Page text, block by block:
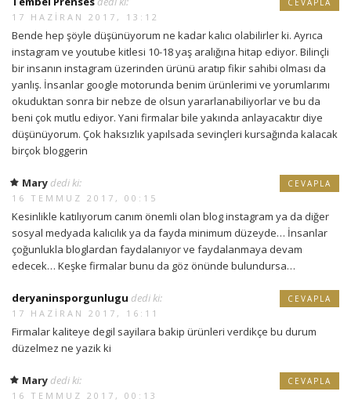
17 HAZIRAN 2017, 13:12
Bende hep şöyle düşünüyorum ne kadar kalıcı olabilirler ki. Ayrıca
instagram ve youtube kitlesi 10-18 yaş aralığına hitap ediyor. Bilinçli
bir insanın instagram üzerinden ürünü aratıp fikir sahibi olması da
yanlış. İnsanlar google motorunda benim ürünlerimi ve yorumlarımı
okuduktan sonra bir nebze de olsun yararlanabiliyorlar ve bu da
beni çok mutlu ediyor. Yani firmalar bile yakında anlayacaktır diye
düşünüyorum. Çok haksızlık yapılsada sevinçleri kursağında kalacak
birçok bloggerin
CEVAPLA
Mary dedi ki:
16 TEMMUZ 2017, 00:15
Kesinlikle katılıyorum canım önemli olan blog instagram ya da diğer
sosyal medyada kalıcılık ya da fayda minimum düzeyde… İnsanlar
çoğunlukla bloglardan faydalanıyor ve faydalanmaya devam
edecek… Keşke firmalar bunu da göz önünde bulundursa…
CEVAPLA
deryaninsporgunlugu dedi ki:
17 HAZIRAN 2017, 16:11
Firmalar kaliteye degil sayilara bakip ürünleri verdikçe bu durum
düzelmez ne yazik ki
CEVAPLA
Mary dedi ki:
16 TEMMUZ 2017, 00:13
CEVAPLA